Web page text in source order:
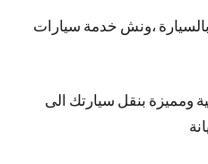
،ونش خدمة سيارات
ومميزة بنقل سيارتك الى